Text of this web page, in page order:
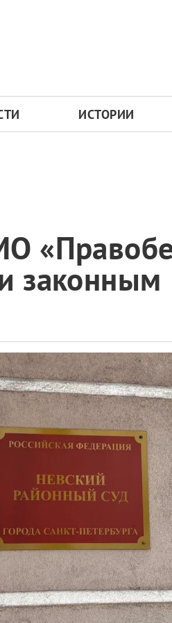
ИСТОРИИ
законным